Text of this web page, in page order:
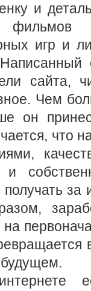
и
фильмов
игр и
сайта,
Чем
он
что
и
получать
на